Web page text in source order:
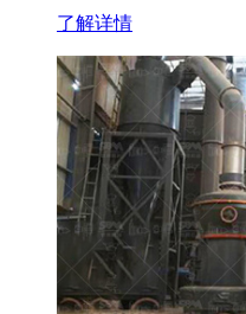
了解详情